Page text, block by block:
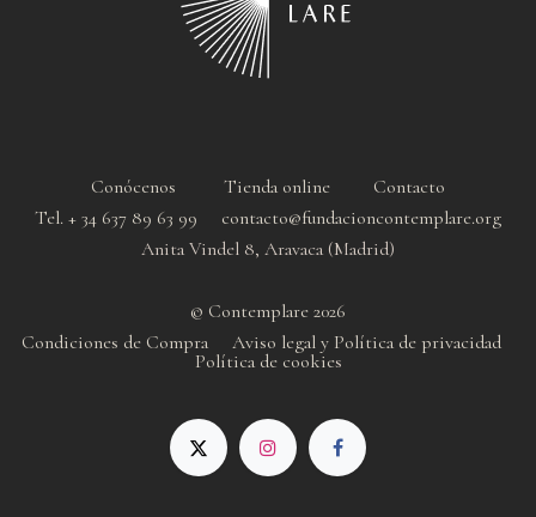
Conócenos Tienda online
Contacto
Tel. + 34 637 89 63 99 contacto@fundacioncontemplare.org
Anita Vindel 8, Aravaca (Madrid)
© Contemplare 2026
Condiciones de Compra
Aviso legal y Política de privacidad
Política de cookies